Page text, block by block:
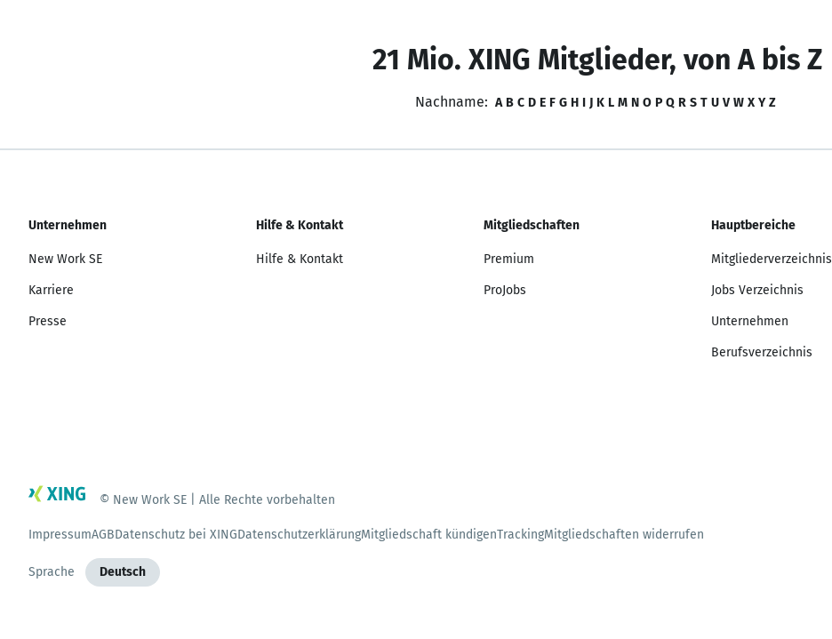
21 Mio. XING Mitglieder, von A bis Z
Nachname: A B C D E F G H I J K L M N O P Q R S T U V W X Y Z
Unternehmen
New Work SE
Karriere
Presse
Hilfe & Kontakt
Hilfe & Kontakt
Mitgliedschaften
Premium
ProJobs
Hauptbereiche
Mitgliederverzeichnis
Jobs Verzeichnis
Unternehmen
Berufsverzeichnis
© New Work SE | Alle Rechte vorbehalten
ImpressumAGBDatenschutz bei XINGDatenschutzerklärungMitgliedschaft kündigenTrackingMitgliedschaften widerrufen
Sprache Deutsch